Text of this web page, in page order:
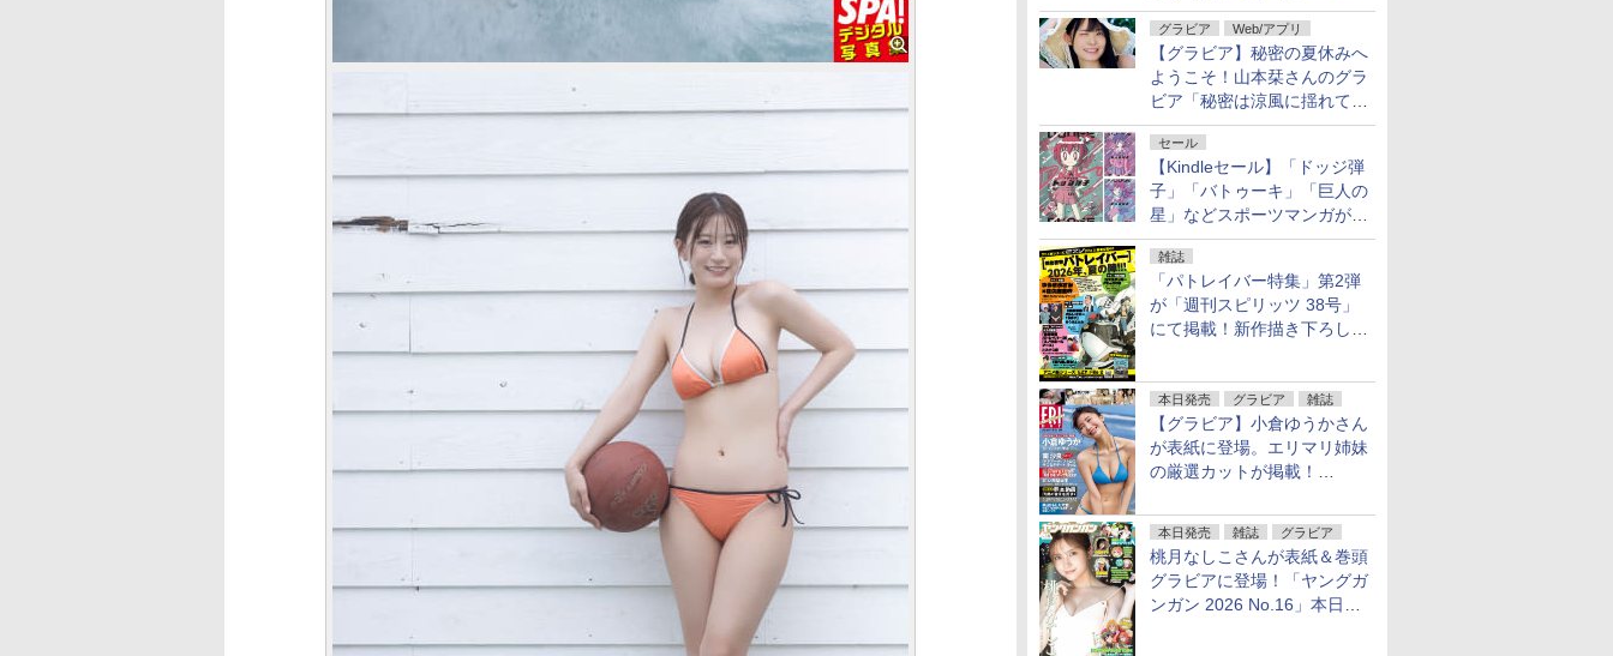
総選挙」の一般投票結果を発
表グラビア Web/アプリ
【グラビア】秘密の夏休みへ
ようこそ！山本栞さんのグラ
ビア「秘密は涼風に揺れて」
がヤングアニマルWebで公開
セール
【Kindleセール】「ドッジ弾
子」「バトゥーキ」「巨人の
星」などスポーツマンガが実
質半額！「Amazonマンガ毎
週末セール」で50％ポイント
還元！
雑誌
「パトレイバー特集」第2弾
が「週刊スピリッツ 38号」
にて掲載！新作描き下ろし読
本日発売 グラビア 雑誌
【グラビア】小倉ゆうかさん
が表紙に登場。エリマリ姉妹
の厳選カットが掲載！
日号」本日発売
本日発売 雑誌 グラビア
桃月なしこさんが表紙＆巻頭
グラビアに登場！「ヤングガ
ンガン 2026 No.16」本日発